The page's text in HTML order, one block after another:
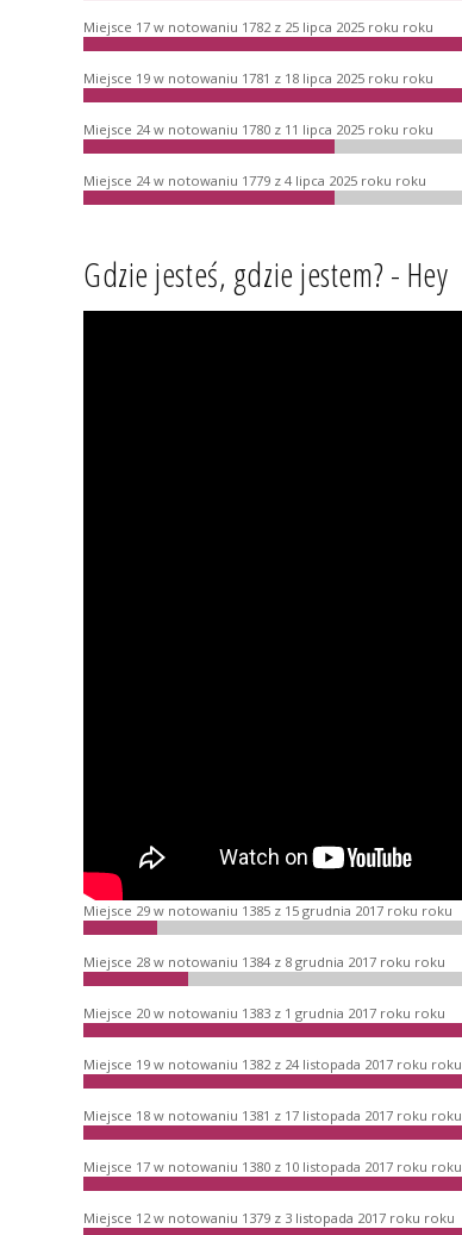
Miejsce 17 w notowaniu 1782 z 25 lipca 2025 roku roku
Miejsce 19 w notowaniu 1781 z 18 lipca 2025 roku roku
Miejsce 24 w notowaniu 1780 z 11 lipca 2025 roku roku
Miejsce 24 w notowaniu 1779 z 4 lipca 2025 roku roku
Gdzie jesteś, gdzie jestem? - Hey
Miejsce 29 w notowaniu 1385 z 15 grudnia 2017 roku roku
Miejsce 28 w notowaniu 1384 z 8 grudnia 2017 roku roku
Miejsce 20 w notowaniu 1383 z 1 grudnia 2017 roku roku
Miejsce 19 w notowaniu 1382 z 24 listopada 2017 roku roku
Miejsce 18 w notowaniu 1381 z 17 listopada 2017 roku roku
Miejsce 17 w notowaniu 1380 z 10 listopada 2017 roku roku
Miejsce 12 w notowaniu 1379 z 3 listopada 2017 roku roku